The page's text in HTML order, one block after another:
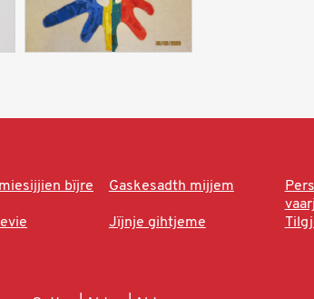
bïjre Gaskesadth mijjem
Jïjnje gihtjeme